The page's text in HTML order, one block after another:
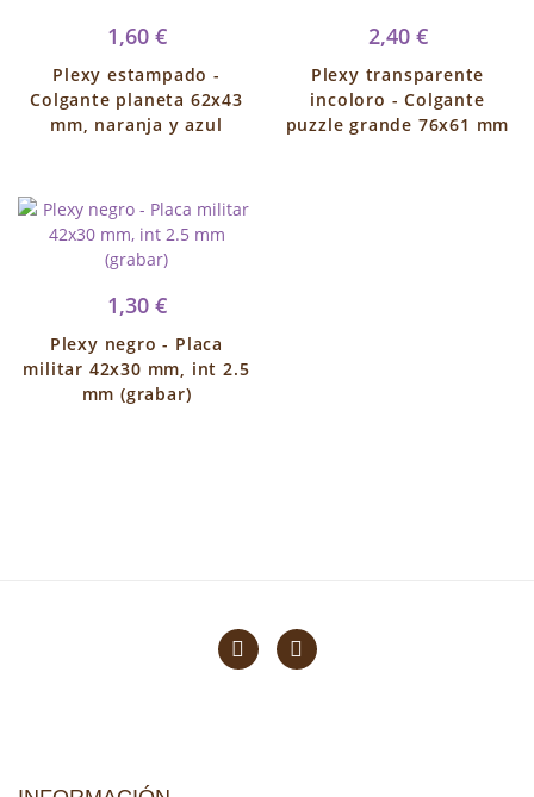
1,60 €
Plexy estampado -
Colgante planeta 62x43
mm, naranja y azul
2,40 €
Plexy transparente
incoloro - Colgante
puzzle grande 76x61 mm
1,30 €
Plexy negro - Placa
militar 42x30 mm, int 2.5
mm (grabar)